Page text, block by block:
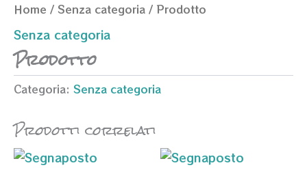
Home / Senza categoria / Prodotto
Senza categoria
Prodotto
Categoria: Senza categoria
Prodotti correlati